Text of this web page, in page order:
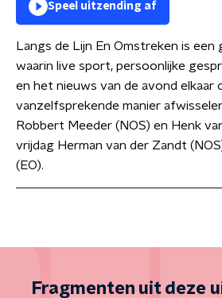
Speel uitzending af
Langs de Lijn En Omstreken is een
waarin live sport, persoonlijke
en het nieuws van de avond elkaar
vanzelfsprekende manier
Robbert Meeder (NOS) en Henk
vrijdag Herman van der Zandt
(EO).
Fragmenten uit deze